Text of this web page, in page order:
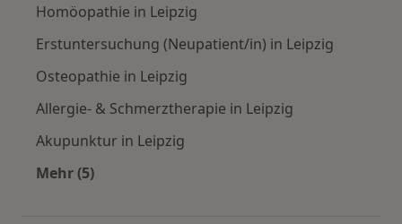
Homöopathie in Leipzig
Erstuntersuchung (Neupatient/in) in Leipzig
Osteopathie in Leipzig
Allergie- & Schmerztherapie in Leipzig
Akupunktur in Leipzig
Mehr (5)